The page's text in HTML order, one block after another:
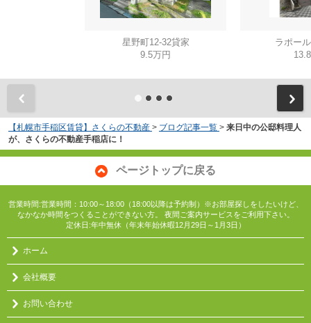
星野町12-32貸家
9.5万円
ラポー
【札幌市手稲区賃貸】さくらの不動産 > ブログ記事一覧 > 来日中の公邸料理人
が、さくらの不動産手稲店に！
ページトップに戻る
営業時間:営業時間：10:00～18:00（18:00以降は予約制）※お部屋探しをしたいけど、
なかなか時間をつくることができない方。 夜間ご案内サービスをご利用下さい。
定休日:年中無休（年末年始休暇12月29日～1月3日）
ホーム
会社概要
お問い合わせ